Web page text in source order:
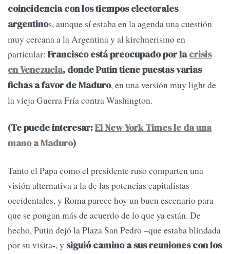
coincidencia con los tiempos electorales
argentinos, aunque sí estaba en la agenda una cuestión
muy cercana a la Argentina y al kirchnerismo en
particular: Francisco está preocupado por lacrisis
en Venezuela, donde Putin tiene puestas varias
fichas a favor de Maduro, en una versión muy light de
la vieja Guerra Fría contra Washington.
(Te puede interesar:El New York Times le da una
mano a Maduro)
Tanto el Papa como el presidente ruso comparten una
visión alternativa a la de las potencias capitalistas
occidentales, y Roma parece hoy un buen escenario para
que se pongan más de acuerdo de lo que ya están. De
hecho, Putin dejó la Plaza San Pedro –que estaba blindada
por su visita-, y siguió camino a sus reuniones con los